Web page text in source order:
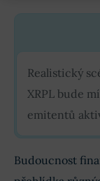
Realistický
XRPL bude
emitentů
Budoucnost